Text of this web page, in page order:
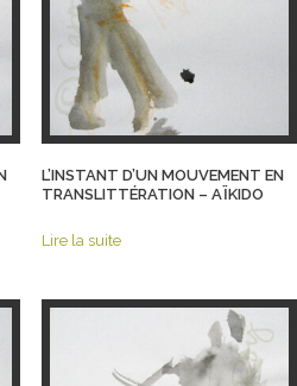
L’INSTANT D’UN MOUVEMENT EN
TRANSLITTÉRATION – AÏKIDO
Lire la suite